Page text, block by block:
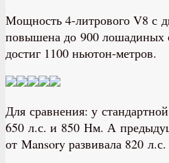
Мощность 4-литрового V8 с
повышена до 900 лошадиных
достиг 1100 ньютон-метров.
Для сравнения: у
650 л.с. и 850 Нм. А
от Mansory развивала 820 л.с.